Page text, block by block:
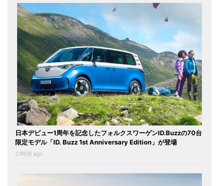
日本デビュー1周年を記念したフォルクスワーゲンID.Buzzの70台
限定モデル「ID. Buzz 1st Anniversary Edition」が登場
21時間 ago